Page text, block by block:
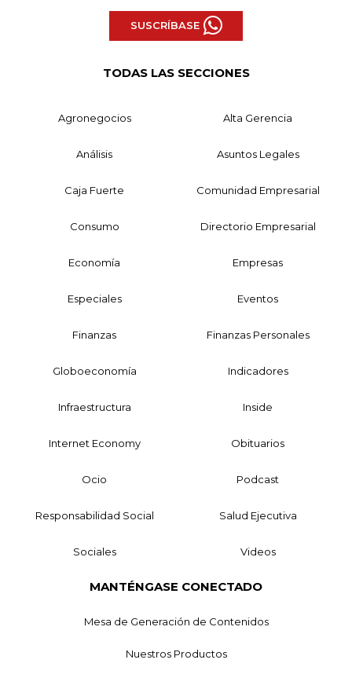
SUSCRÍBASE
TODAS LAS SECCIONES
Agronegocios Alta Gerencia
Análisis Asuntos Legales
Caja Fuerte Comunidad Empresarial
Consumo Directorio Empresarial
Economía Empresas
Especiales Eventos
Finanzas Finanzas Personales
Globoeconomía Indicadores
Infraestructura Inside
Internet Economy Obituarios
Ocio Podcast
Responsabilidad Social Salud Ejecutiva
Sociales Videos
MANTÉNGASE CONECTADO
Mesa de Generación de Contenidos
Nuestros Productos